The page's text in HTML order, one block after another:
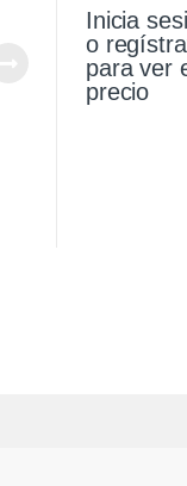
Inicia
o
para ver
precio